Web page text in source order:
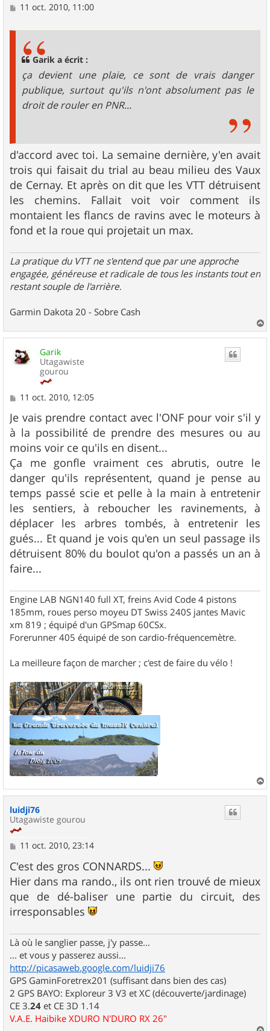
M11 oct. 2010, 11:00
Garik a écrit :
ça devient une plaie, ce sont de vrais danger
publique, surtout qu'ils n'ont absolument pas le
droit de rouler en PNR...
d'accord avec toi. La semaine dernière, y'en avait
trois qui faisait du trial au beau milieu des Vaux
de Cernay. Et après on dit que les VTT détruisent
les chemins. Fallait voit voir comment ils
montaient les flancs de ravins avec le moteurs à
fond et la roue qui projetait un max.
La pratique du VTT ne s'entend que par une approche
engagée, généreuse et radicale de tous les instants tout en
restant souple de l'arrière.
Garmin Dakota 20 - Sobre Cash
a
Garik
Utagawiste
gourou
M
s
s
g
e
11 oct. 2010, 12:05
Je vais prendre contact avec l'ONF pour voir s'il y
à la possibilité de prendre des mesures ou au
moins voir ce qu'ils en disent...
Ça me gonfle vraiment ces abrutis, outre le
danger qu'ils représentent, quand je pense au
temps passé scie et pelle à la main à entretenir
les sentiers, à reboucher les ravinements, à
déplacer les arbres tombés, à entretenir les
gués... Et quand je vois qu'en un seul passage ils
détruisent 80% du boulot qu'on a passés un an à
faire...
Engine LAB NGN140 full XT, freins Avid Code 4 pistons
185mm, roues perso moyeu DT Swiss 240S jantes Mavic
xm 819 ; équipé d'un GPSmap 60CSx.
Forerunner 405 équipé de son cardio-fréquencemètre.
La meilleure façon de marcher ; c'est de faire du vélo !
a
luidji76
Utagawiste gourou
M
s
s
a
g
e
11 oct. 2010, 23:14
C'est des gros CONNARDS...
Hier dans ma rando., ils ont rien trouvé de mieux
que de dé-baliser une partie du circuit, des
irresponsables
Là où le sanglier passe, j'y passe...
... et vous y passerez aussi...
http://picasaweb.google.com/luidji76
GPS GaminForetrex201 (suffisant dans bien des cas)
2 GPS BAYO: Exploreur 3 V3 et XC (découverte/jardinage)
CE 3.24 et CE 3D 1.14
V.A.E. Haibike XDURO N'DURO RX 26"